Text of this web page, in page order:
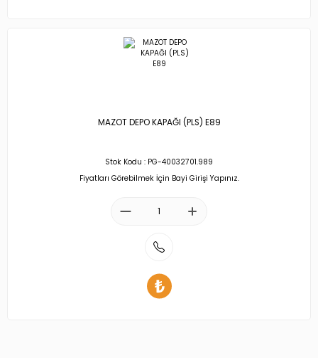
MAZOT DEPO KAPAĞI (PLS) E89
Stok Kodu : PG-40032701.989
Fiyatları Görebilmek İçin Bayi Girişi Yapınız.